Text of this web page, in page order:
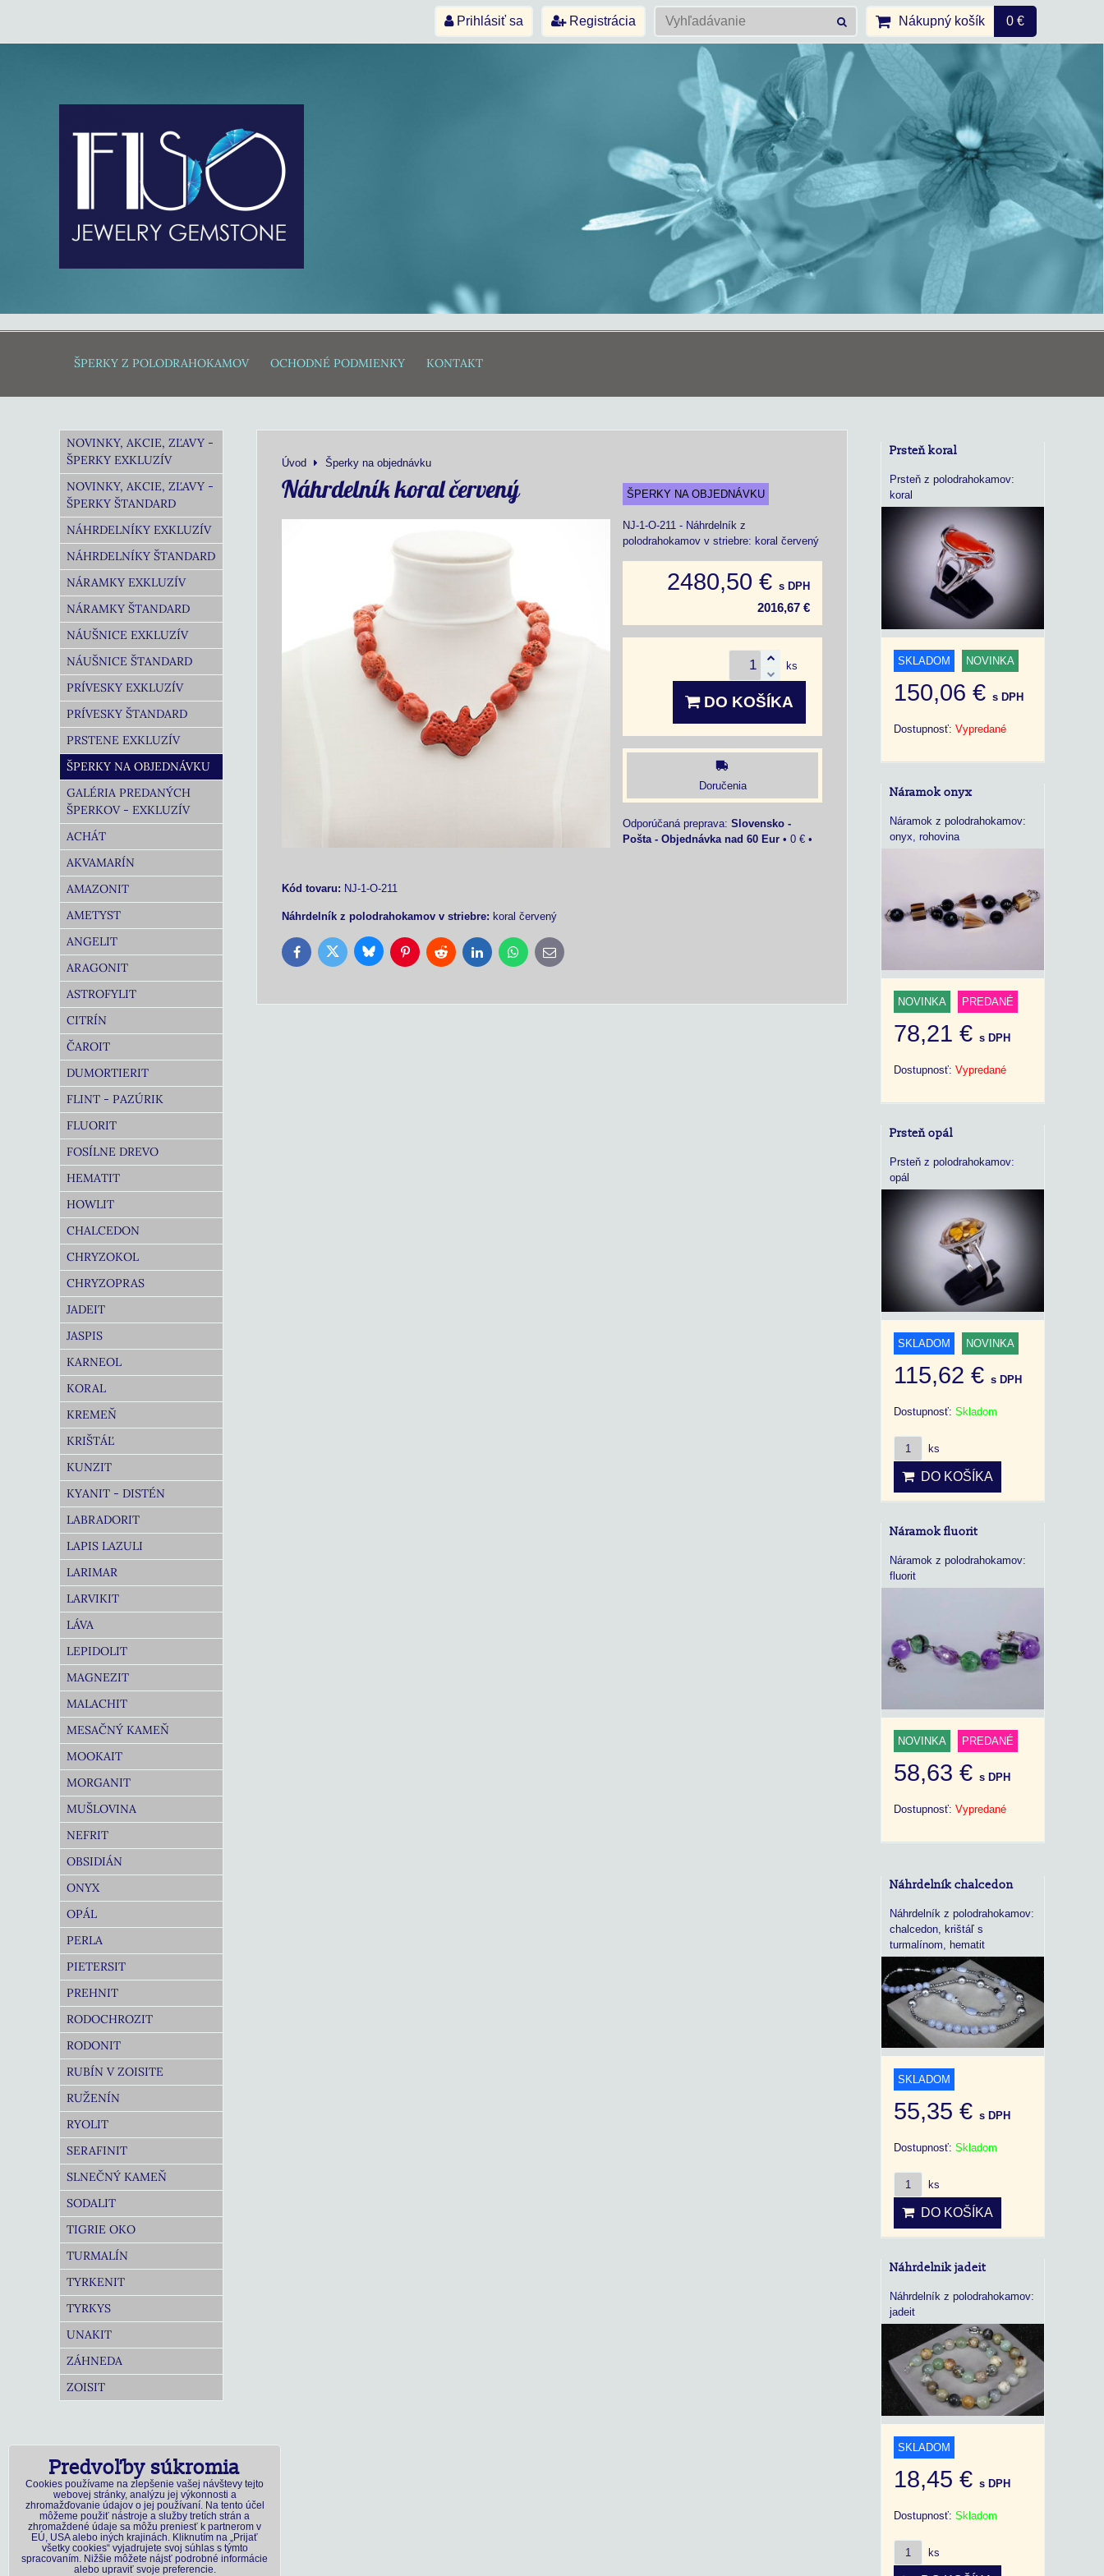
Prihlásiť sa Registrácia Nákupný košík 0 €
ŠPERKY Z POLODRAHOKAMOV OCHODNÉ PODMIENKY KONTAKT
Úvod Šperky na objednávku
Náhrdelník koral červený ŠPERKY NA OBJEDNÁVKU
NJ-1-O-211 - Náhrdelník z
polodrahokamov v striebre: koral červený
2480,50 € s DPH
2016,67 €
ks
DO KOŠÍKA
Doručenia
Slovensko -
Pošta - Objednávka nad 60 Eur • 0 € •
Kód tovaru: NJ-1-O-211
Náhrdelník z polodrahokamov v striebre: koral červený
FacebookTwitter BlueskyPinterestReddit LinkedInWhatsApp
E-
mail
NOVINKY, AKCIE, ZĽAVY -
ŠPERKY EXKLUZÍV
NOVINKY, AKCIE, ZĽAVY -
ŠPERKY ŠTANDARD
NÁHRDELNÍKY EXKLUZÍV
NÁHRDELNÍKY ŠTANDARD
NÁRAMKY EXKLUZÍV
NÁRAMKY ŠTANDARD
NÁUŠNICE EXKLUZÍV
NÁUŠNICE ŠTANDARD
PRÍVESKY EXKLUZÍV
PRÍVESKY ŠTANDARD
PRSTENE EXKLUZÍV
ŠPERKY NA OBJEDNÁVKU
GALÉRIA PREDANÝCH
ŠPERKOV - EXKLUZÍV
ACHÁT
AKVAMARÍN
AMAZONIT
AMETYST
ANGELIT
ARAGONIT
ASTROFYLIT
CITRÍN
ČAROIT
DUMORTIERIT
FLINT - PAZÚRIK
FLUORIT
FOSÍLNE DREVO
HEMATIT
HOWLIT
CHALCEDON
CHRYZOKOL
CHRYZOPRAS
JADEIT
JASPIS
KARNEOL
KORAL
KREMEŇ
KRIŠTÁĽ
KUNZIT
KYANIT - DISTÉN
LABRADORIT
LAPIS LAZULI
LARIMAR
LARVIKIT
LÁVA
LEPIDOLIT
MAGNEZIT
MALACHIT
MESAČNÝ KAMEŇ
MOOKAIT
MORGANIT
MUŠLOVINA
NEFRIT
OBSIDIÁN
ONYX
OPÁL
PERLA
PIETERSIT
PREHNIT
RODOCHROZIT
RODONIT
RUBÍN V ZOISITE
RUŽENÍN
RYOLIT
SERAFINIT
SLNEČNÝ KAMEŇ
SODALIT
TIGRIE OKO
TURMALÍN
TYRKENIT
TYRKYS
UNAKIT
ZÁHNEDA
ZOISIT
Prsteň koral
Prsteň z polodrahokamov:
koral
SKLADOM NOVINKA
150,06 € s DPH
Dostupnosť: Vypredané
Náramok onyx
Náramok z polodrahokamov:
onyx, rohovina
NOVINKA PREDANÉ
78,21 € s DPH
Dostupnosť: Vypredané
Prsteň opál
Prsteň z polodrahokamov:
opál
SKLADOM NOVINKA
115,62 € s DPH
Dostupnosť: Skladom
ks
DO KOŠÍKA
Náramok fluorit
Náramok z polodrahokamov:
fluorit
NOVINKA PREDANÉ
58,63 € s DPH
Dostupnosť: Vypredané
Náhrdelník chalcedon
Náhrdelník z polodrahokamov:
chalcedon, krištáľ s
turmalínom, hematit
SKLADOM
55,35 € s DPH
Dostupnosť: Skladom
ks
DO KOŠÍKA
Náhrdelnik jadeit
Náhrdelník z polodrahokamov:
jadeit
SKLADOM
18,45 € s DPH
Dostupnosť: Skladom
ks
Predvoľby súkromia
Cookies používame na zlepšenie vašej návštevy tejto
webovej stránky, analýzu jej výkonnosti a
zhromažďovanie údajov o jej používaní. Na tento účel
môžeme použiť nástroje a služby tretích strán a
zhromaždené údaje sa môžu preniesť k partnerom v
EÚ, USA alebo iných krajinách. Kliknutím na „Prijať
všetky cookies“ vyjadrujete svoj súhlas s týmto
spracovaním. Nižšie môžete nájsť podrobné informácie
alebo upraviť svoje preferencie.